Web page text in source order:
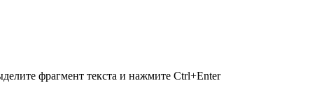
фрагмент текста и нажмите Ctrl+Enter